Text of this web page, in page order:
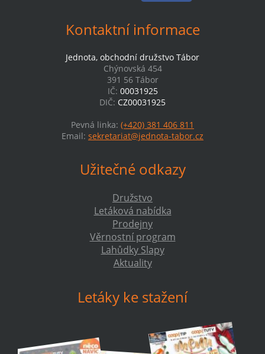
Kontaktní informace
Jednota, obchodní družstvo Tábor
Chýnovská 454
391 56 Tábor
IČ: 00031925
DIČ: CZ00031925
Pevná linka: (+420) 381 406 811
Email: sekretariat@jednota-tabor.cz
Užitečné odkazy
Družstvo
Letáková nabídka
Prodejny
Věrnostní program
Lahůdky Slapy
Aktuality
Letáky ke stažení